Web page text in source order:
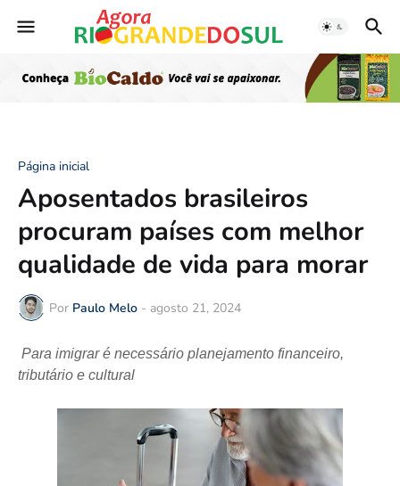
Página inicial
Aposentados brasileiros
procuram países com melhor
qualidade de vida para morar
Por Paulo Melo - agosto 21, 2024
Para imigrar é necessário planejamento financeiro,
tributário e cultural